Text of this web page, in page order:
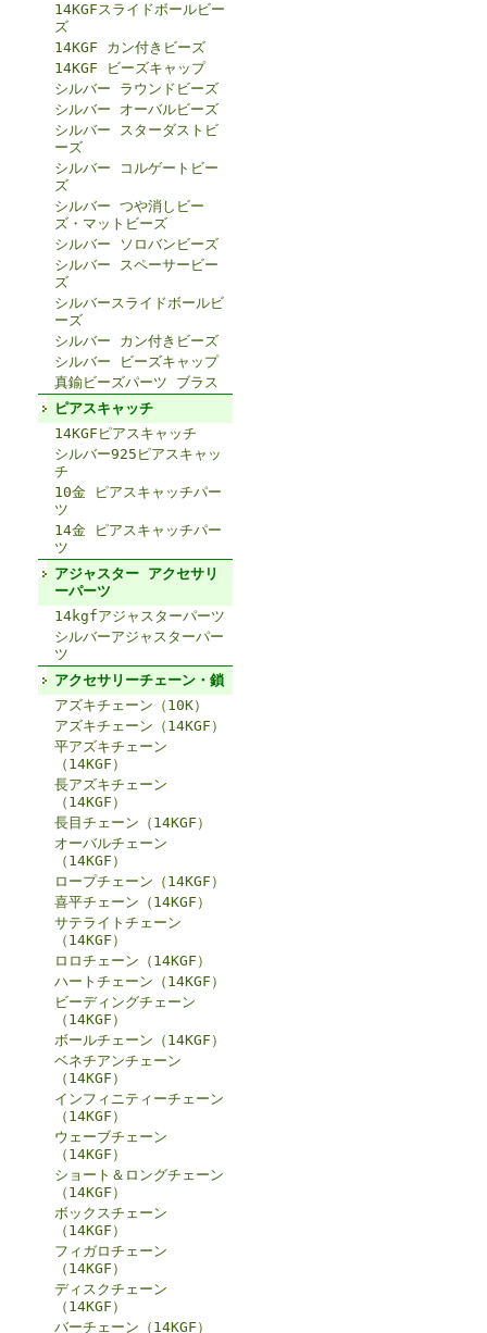
14KGFスライドボールビー
ズ
14KGF カン付きビーズ
14KGF ビーズキャップ
シルバー ラウンドビーズ
シルバー オーバルビーズ
シルバー スターダストビ
ーズ
シルバー コルゲートビー
ズ
シルバー つや消しビー
ズ・マットビーズ
シルバー ソロバンビーズ
シルバー スペーサービー
ズ
シルバースライドボールビ
ーズ
シルバー カン付きビーズ
シルバー ビーズキャップ
真鍮ビーズパーツ ブラス
ピアスキャッチ
14KGFピアスキャッチ
シルバー925ピアスキャッ
チ
10金 ピアスキャッチパー
ツ
14金 ピアスキャッチパー
ツ
アジャスター アクセサリ
ーパーツ
14kgfアジャスターパーツ
シルバーアジャスターパー
ツ
アクセサリーチェーン・鎖
アズキチェーン（10K）
アズキチェーン（14KGF）
平アズキチェーン
（14KGF）
長アズキチェーン
（14KGF）
長目チェーン（14KGF）
オーバルチェーン
（14KGF）
ロープチェーン（14KGF）
喜平チェーン（14KGF）
サテライトチェーン
（14KGF）
ロロチェーン（14KGF）
ハートチェーン（14KGF）
ビーディングチェーン
（14KGF）
ボールチェーン（14KGF）
ベネチアンチェーン
（14KGF）
インフィニティーチェーン
（14KGF）
ウェーブチェーン
（14KGF）
ショート＆ロングチェーン
（14KGF）
ボックスチェーン
（14KGF）
フィガロチェーン
（14KGF）
ディスクチェーン
（14KGF）
バーチェーン（14KGF）